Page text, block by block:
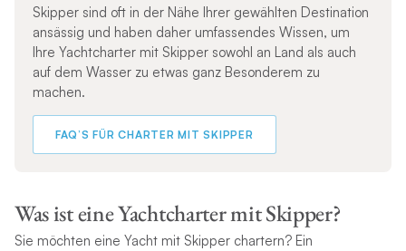
Skipper sind oft in der Nähe Ihrer gewählten Destination
ansässig und haben daher umfassendes Wissen, um
Ihre Yachtcharter mit Skipper sowohl an Land als auch
auf dem Wasser zu etwas ganz Besonderem zu
machen.
FAQ’S FÜR CHARTER MIT SKIPPER
Was ist eine Yachtcharter mit Skipper?
Sie möchten eine Yacht mit Skipper chartern? Ein